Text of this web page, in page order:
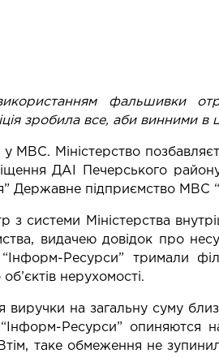
фальшивки
зробила все, аби винними в
МВС. Міністерство
ДАІ Печерського району
Державне підприємство МВС
системи Міністерства
видачею довідок про
Ресурси” тримали
нерухомості.
на загальну суму
Ресурси” опиняются
таке обмеження не